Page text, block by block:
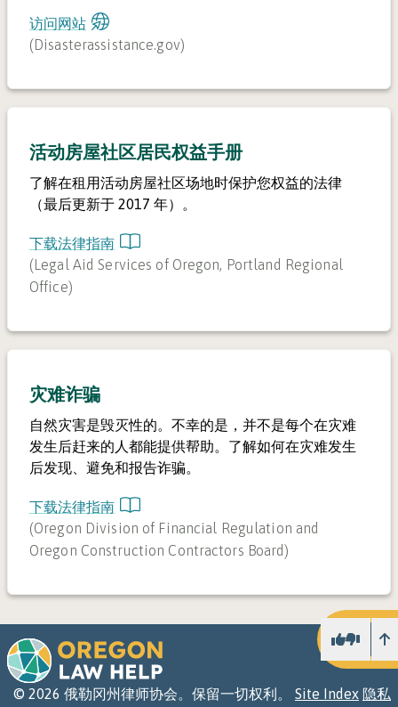
访问网站
(Disasterassistance.gov)
活动房屋社区居民权益手册
了解在租用活动房屋社区场地时保护您权益的法律
（最后更新于 2017 年）。
下载法律指南
(Legal Aid Services of Oregon, Portland Regional
Office)
灾难诈骗
自然灾害是毁灭性的。不幸的是，并不是每个在灾难
发生后赶来的人都能提供帮助。了解如何在灾难发生
后发现、避免和报告诈骗。
下载法律指南
(Oregon Division of Financial Regulation and
Oregon Construction Contractors Board)
© 2026 俄勒冈州律师协会。保留一切权利。 Site Index 隐私